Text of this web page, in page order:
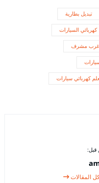
تبديل بطارية
كهربائي السيارات
غرب مشرف
كهربائي سيارات
قبل:
المقالات